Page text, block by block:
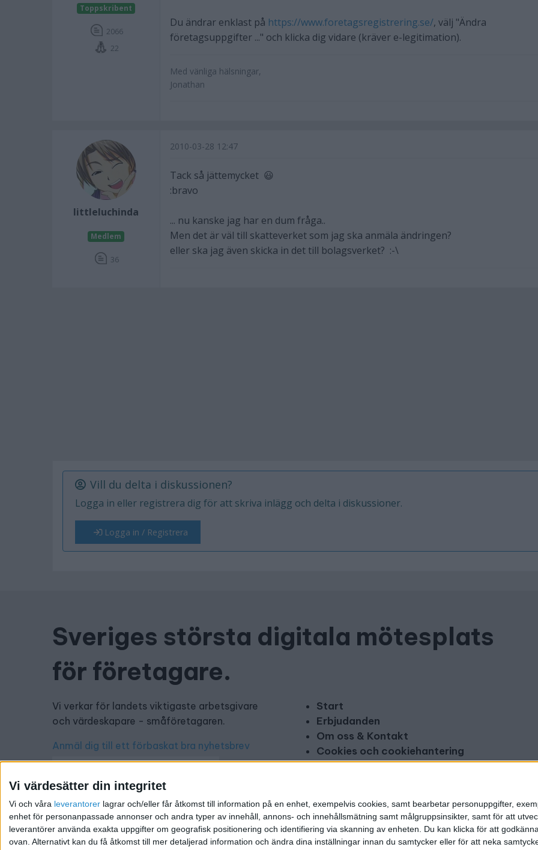
Vi värdesätter din integritet
Vi och våra leverantorer lagrar och/eller får åtkomst till information på en enhet, exempelvis cookies, samt bearbetar personuppgifter,
enhet för personanpassade annonser och andra typer av innehåll, annons- och innehållsmätning samt målgruppsinsikter, samt för att
leverantörer använda exakta uppgifter om geografisk positionering och identifiering via skanning av enheten. Du kan klicka för att
ovan. Alternativt kan du få åtkomst till mer detaljerad information och ändra dina inställningar innan du samtycker eller för att neka
Toppskribent
2066
22
Du ändrar enklast på https://www.foretagsregistrering.se/, välj "Ändra
företagsuppgifter ..." och klicka dig vidare (kräver e-legitimation).
Med vänliga hälsningar,
Jonathan
littleluchinda
Medlem
36
2010-03-28 12:47
Tack så jättemycket 😃
:bravo
... nu kanske jag har en dum fråga..
Men det är väl till skatteverket som jag ska anmäla ändringen?
eller ska jag även skicka in det till bolagsverket? :-\
Vill du delta i diskussionen?
Logga in eller registrera dig för att skriva inlägg och delta i diskussioner.
Logga in / Registrera
Sveriges största digitala mötesplats
för företagare.
Vi verkar för landets viktigaste arbetsgivare
och värdeskapare - småföretagaren.
Anmäl dig till ett förbaskat bra nyhetsbrev
Har du ett nyhetstips?
Kontakta oss: info@foretagande.se
Start
Erbjudanden
Om oss & Kontakt
Cookies och cookiehantering
Copyright och disclaimer